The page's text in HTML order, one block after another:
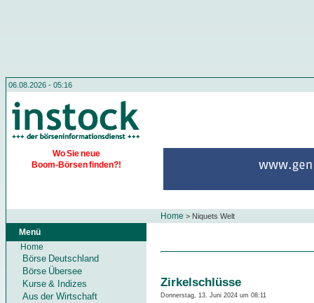
06.08.2026 - 05:16
Wo Sie neue
Boom-Börsen finden?!
Home > Niquets Welt
Menü
Home
Börse Deutschland
Börse Übersee
Kurse & Indizes
Aus der Wirtschaft
Zirkelschlüsse
Donnerstag, 13. Juni 2024 um 08:11